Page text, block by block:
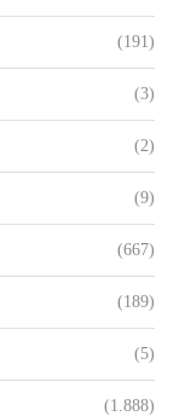
(191)
(3)
(2)
(9)
(667)
(189)
(5)
(1.888)